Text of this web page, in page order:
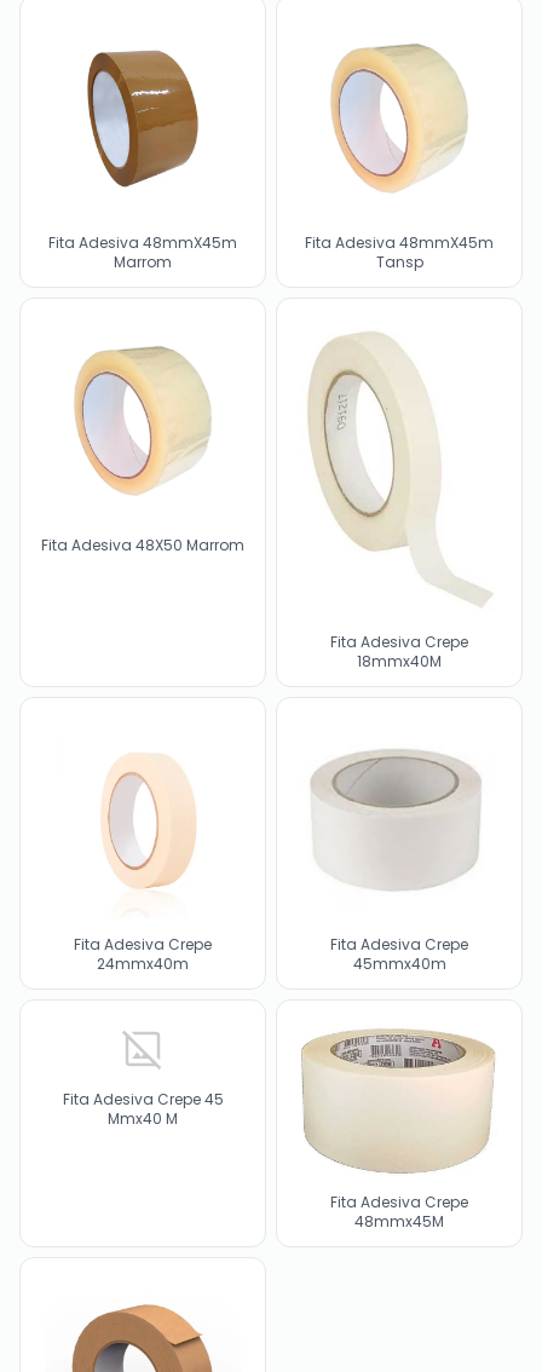
Fita Adesiva 48mmX45m
Marrom
Fita Adesiva 48mmX45m
Tansp
Fita Adesiva 48X50 Marrom
Fita Adesiva Crepe
18mmx40M
Fita Adesiva Crepe
24mmx40m
Fita Adesiva Crepe
45mmx40m
Fita Adesiva Crepe 45
Mmx40 M
Fita Adesiva Crepe
48mmx45M